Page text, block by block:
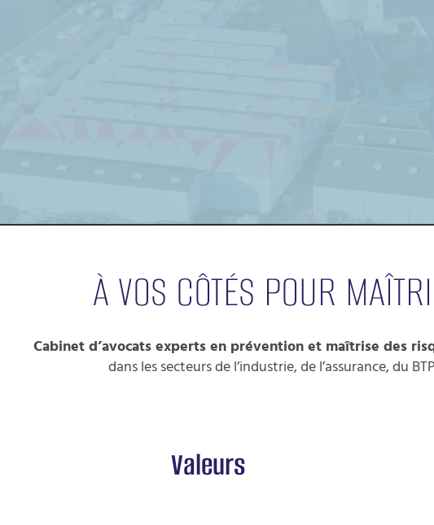
À VOS CÔTÉS POUR
Cabinet d’avocats experts en prévention et maîtrise des
dans les secteurs de l’industrie, de l’assurance, du
Valeurs